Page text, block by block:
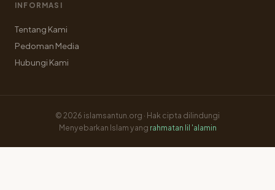
INFORMASI
Tentang Kami
Pedoman Media
Hubungi Kami
© 2026 islamsantun.org · Hak cipta dilindungi
Menyebarkan Islam yang rahmatan lil 'alamin